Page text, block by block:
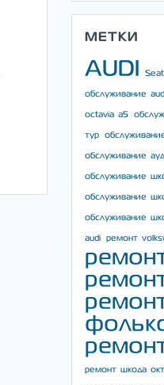
МЕТКИ
AUDI Seat
обслуживание
octavia a5
тур
обслуживание
обслуживание
обслуживание
обслуживание
audi ремонт
ремонт шкода